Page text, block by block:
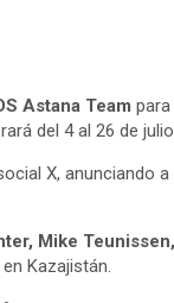
Astana Team para
del 4 al 26 de
X, anunciando a
Mike Teunissen,
Kazajistán.